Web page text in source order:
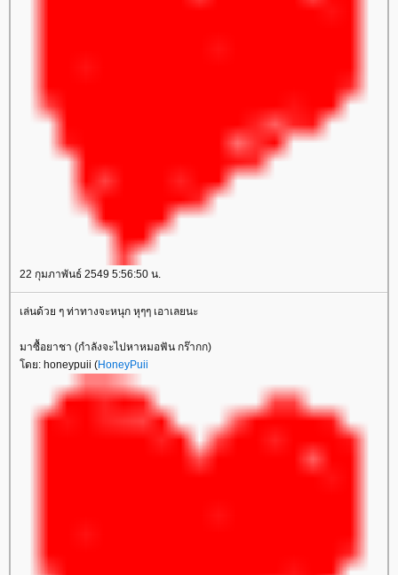
22 กุมภาพันธ์ 2549 5:56:50 น.
เล่นด้วย ๆ ท่าทางจะหนุก หุๆๆ เอาเลยนะ
มาซื้อยาชา (กำลังจะไปหาหมอฟัน กร๊ากก)
ดย: honeypuii (HoneyPuii